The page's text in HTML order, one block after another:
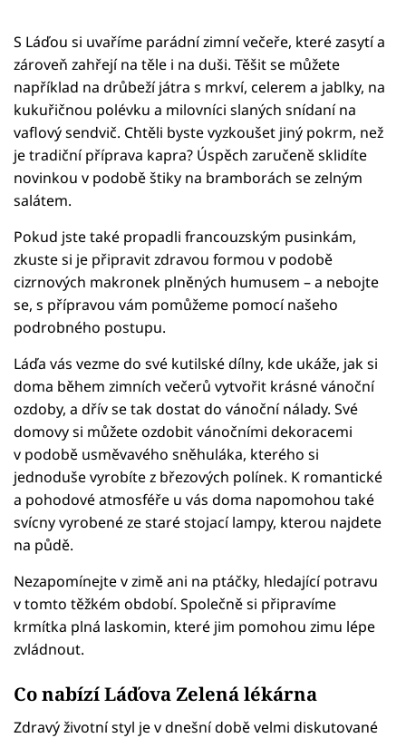
S Láďou si uvaříme parádní zimní večeře, které zasytí a
zároveň zahřejí na těle i na duši. Těšit se můžete
například na drůbeží játra s mrkví, celerem a jablky, na
kukuřičnou polévku a milovníci slaných snídaní na
vaflový sendvič. Chtěli byste vyzkoušet jiný pokrm, než
je tradiční příprava kapra? Úspěch zaručeně sklidíte
novinkou v podobě štiky na bramborách se zelným
salátem.
Pokud jste také propadli francouzským pusinkám,
zkuste si je připravit zdravou formou v podobě
cizrnových makronek plněných humusem – a nebojte
se, s přípravou vám pomůžeme pomocí našeho
podrobného postupu.
Láďa vás vezme do své kutilské dílny, kde ukáže, jak si
doma během zimních večerů vytvořit krásné vánoční
ozdoby, a dřív se tak dostat do vánoční nálady. Své
domovy si můžete ozdobit vánočními dekoracemi
v podobě usměvavého sněhuláka, kterého si
jednoduše vyrobíte z březových polínek. K romantické
a pohodové atmosféře u vás doma napomohou také
svícny vyrobené ze staré stojací lampy, kterou najdete
na půdě.
Nezapomínejte v zimě ani na ptáčky, hledající potravu
v tomto těžkém období. Společně si připravíme
krmítka plná laskomin, které jim pomohou zimu lépe
zvládnout.
Co nabízí Láďova Zelená lékárna
Zdravý životní styl je v dnešní době velmi diskutované